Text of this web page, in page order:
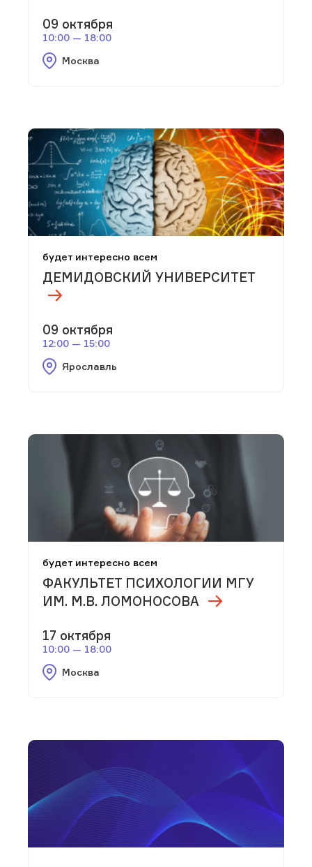
09 октября
10:00 — 18:00
Москва
будет интересно всем
ДЕМИДОВСКИЙ УНИВЕРСИТЕТ
09 октября
12:00 — 15:00
Ярославль
будет интересно всем
ФАКУЛЬТЕТ ПСИХОЛОГИИ МГУ
ИМ. М.В. ЛОМОНОСОВА
17 октября
10:00 — 18:00
Москва